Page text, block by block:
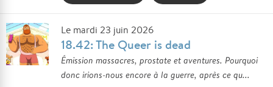
Le mardi 23 juin 2026
18.42: The Queer is dead
Émission massacres, prostate et aventures. Pourquoi
donc irions-nous encore à la guerre, après ce qu...